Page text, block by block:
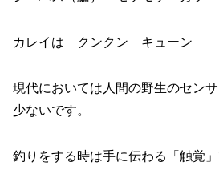
カレイは クンクン キューン
現代においては人間の野生のセン
少ないです。
釣りをする時は手に伝わる「触覚